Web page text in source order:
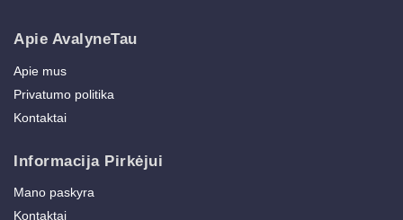
Apie AvalyneTau
Apie mus
Privatumo politika
Kontaktai
Informacija Pirkėjui
Mano paskyra
Kontaktai